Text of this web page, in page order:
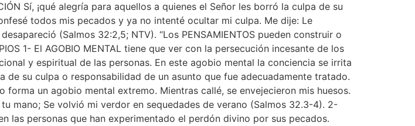
Sí, ¡qué alegría para aquellos a quienes el Señor les borró la culpa de su
todos mis pecados y ya no intenté ocultar mi culpa. Me dije: Le
(Salmos 32:2,5; NTV). “Los PENSAMIENTOS pueden construir o
1- El AGOBIO MENTAL tiene que ver con la persecución incesante de los
y espiritual de las personas. En este agobio mental la conciencia se irrita
su culpa o responsabilidad de un asunto que fue adecuadamente tratado.
un agobio mental extremo. Mientras callé, se envejecieron mis huesos.
mano; Se volvió mi verdor en sequedades de verano (Salmos 32.3-4). 2-
las personas que han experimentado el perdón divino por sus pecados.